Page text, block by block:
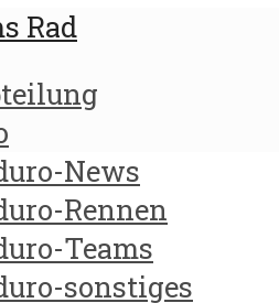
News
Rennen
Teams
sonstiges